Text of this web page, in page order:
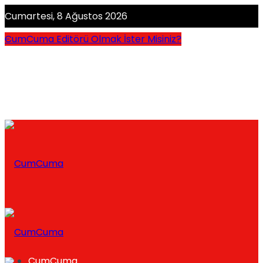
Cumartesi, 8 Ağustos 2026
CumCuma Editörü Olmak İster Misiniz?